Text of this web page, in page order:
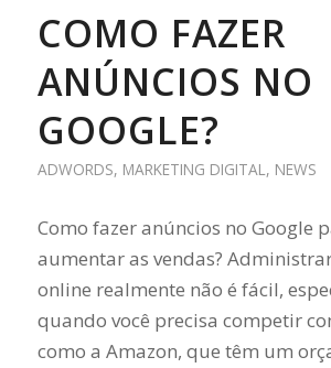
COMO FAZER
ANÚNCIOS NO
GOOGLE?
ADWORDS, MARKETING DIGITAL, NEWS
Como fazer anúncios no Google
aumentar as vendas?
online realmente não é fácil,
quando você precisa competir
como a Amazon, que têm um